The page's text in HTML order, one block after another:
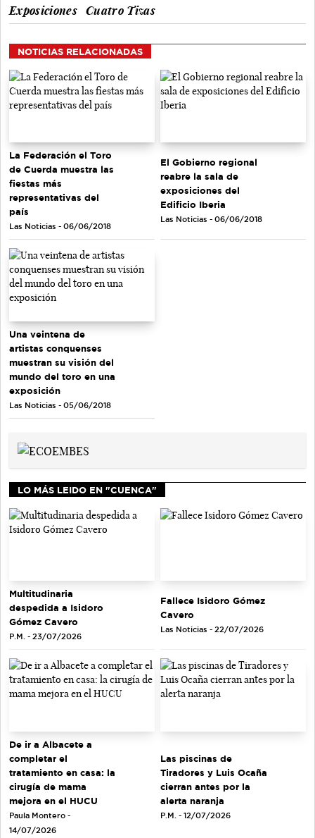
Exposiciones
Cuatro Tizas
NOTICIAS RELACIONADAS
La Federación el Toro
de Cuerda muestra las
fiestas más
representativas del
país
Las Noticias - 06/06/2018
El Gobierno regional
reabre la sala de
exposiciones del
Edificio Iberia
Las Noticias - 06/06/2018
Una veintena de
artistas conquenses
muestran su visión del
mundo del toro en una
exposición
Las Noticias - 05/06/2018
LO MÁS LEIDO EN "CUENCA"
Multitudinaria
despedida a Isidoro
Gómez Cavero
P.M. - 23/07/2026
Fallece Isidoro Gómez
Cavero
Las Noticias - 22/07/2026
De ir a Albacete a
completar el
tratamiento en casa: la
cirugía de mama
mejora en el HUCU
Paula Montero -
14/07/2026
Las piscinas de
Tiradores y Luis Ocaña
cierran antes por la
alerta naranja
P.M. - 12/07/2026